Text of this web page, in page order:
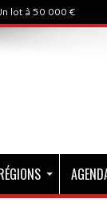
lot à 50 000 €